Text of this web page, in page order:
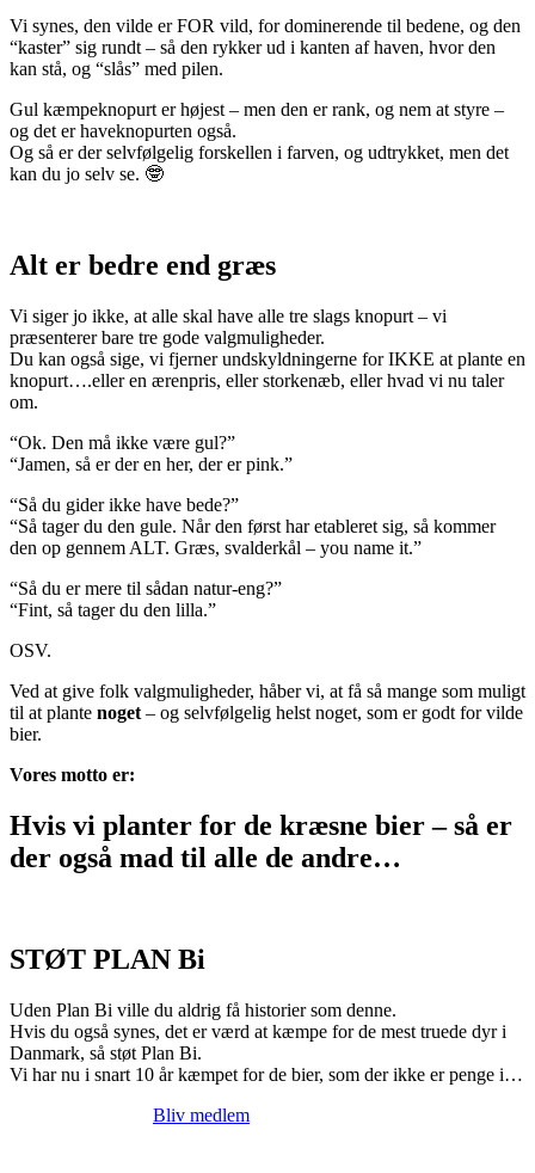
Vi synes, den vilde er FOR vild, for dominerende til bedene, og den
“kaster” sig rundt – så den rykker ud i kanten af haven, hvor den
kan stå, og “slås” med pilen.
Gul kæmpeknopurt er højest – men den er rank, og nem at styre –
og det er haveknopurten også.
Og så er der selvfølgelig forskellen i farven, og udtrykket, men det
kan du jo selv se. 🤓
Alt er bedre end græs
Vi siger jo ikke, at alle skal have alle tre slags knopurt – vi
præsenterer bare tre gode valgmuligheder.
Du kan også sige, vi fjerner undskyldningerne for IKKE at plante en
knopurt….eller en ærenpris, eller storkenæb, eller hvad vi nu taler
om.
“Ok. Den må ikke være gul?”
“Jamen, så er der en her, der er pink.”
“Så du gider ikke have bede?”
“Så tager du den gule. Når den først har etableret sig, så kommer
den op gennem ALT. Græs, svalderkål – you name it.”
“Så du er mere til sådan natur-eng?”
“Fint, så tager du den lilla.”
OSV.
Ved at give folk valgmuligheder, håber vi, at få så mange som muligt
til at plante noget – og selvfølgelig helst noget, som er godt for vilde
bier.
Vores motto er:
Hvis vi planter for de kræsne bier – så er
der også mad til alle de andre…
STØT PLAN Bi
Uden Plan Bi ville du aldrig få historier som denne.
Hvis du også synes, det er værd at kæmpe for de mest truede dyr i
Danmark, så støt Plan Bi.
Vi har nu i snart 10 år kæmpet for de bier, som der ikke er penge i…
Bliv medlem